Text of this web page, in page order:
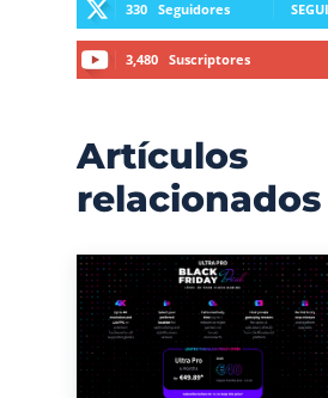
330 Seguidores
3,480 Suscriptores
Artículos
relacionados